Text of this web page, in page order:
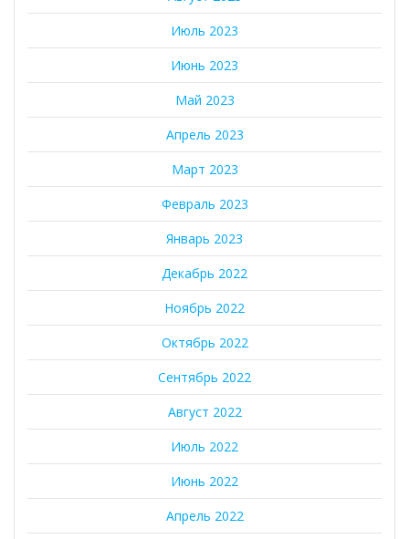
Июль 2023
Июнь 2023
Май 2023
Апрель 2023
Март 2023
Февраль 2023
Январь 2023
Декабрь 2022
Ноябрь 2022
Октябрь 2022
Сентябрь 2022
Август 2022
Июль 2022
Июнь 2022
Апрель 2022